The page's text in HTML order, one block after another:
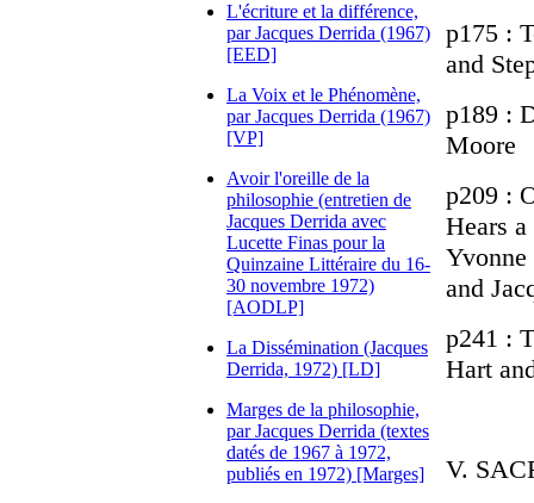
L'écriture et la différence,
par Jacques Derrida (1967)
[EED]
La Voix et le Phénomène,
par Jacques Derrida (1967)
[VP]
Avoir l'oreille de la
philosophie (entretien de
Jacques Derrida avec
Lucette Finas pour la
Quinzaine Littéraire du 16-
30 novembre 1972)
[AODLP]
La Dissémination (Jacques
Derrida, 1972) [LD]
Marges de la philosophie,
par Jacques Derrida (textes
datés de 1967 à 1972,
publiés en 1972) [Marges]
p175 :
and
p189 :
Moore
p209 :
Hears
and
p241 :
Hart
V.